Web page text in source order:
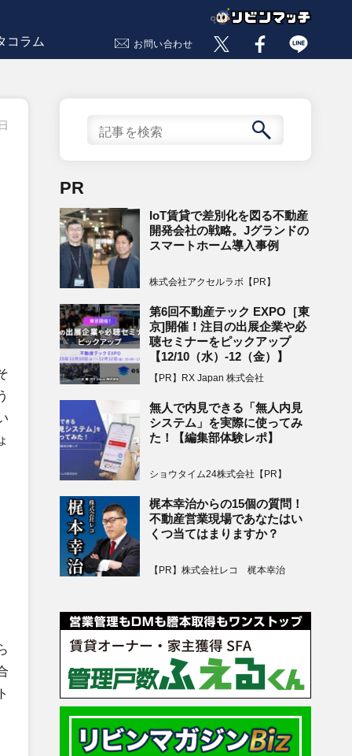
コラム お問い合わせ
PR
IoT賃貸で差別化を図る不動産
開発会社の戦略。Jグランドの
スマートホーム導入事例
株式会社アクセルラボ【PR】
第6回不動産テック EXPO［東
京]開催！注目の出展企業や必
聴セミナーをピックアップ
【12/10（水）-12（金）】
【PR】RX Japan 株式会社
無人で内見できる「無人内見
システム」を実際に使ってみ
た！【編集部体験レポ】
ショウタイム24株式会社【PR】
梶本幸治からの15個の質問！
不動産営業現場であなたはい
くつ当てはまりますか？
【PR】株式会社レコ 梶本幸治